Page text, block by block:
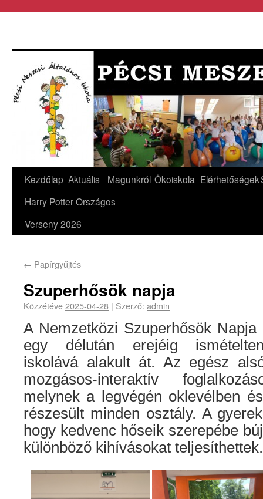
Kezdőlap Aktuális Magunkról Ökoiskola Elérhetőségek
Harry Potter Országos
Verseny 2026
← Papírgyűjtés
Szuperhősök napja
Közzétéve2025-04-28 | Szerző: admin
A Nemzetközi Szuperhősök
egy délután erejéig
iskolává alakult át. Az egész
mozgásos-interaktív
melynek a legvégén oklevélben
részesült minden osztály. A
hogy kedvenc hőseik szerepébe
különböző kihívásokat teljesíthettek.